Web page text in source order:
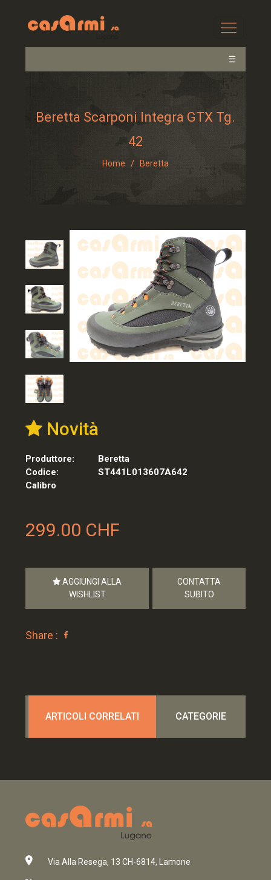
☰
Beretta Scarponi Integra GTX Tg.
42
Home / Beretta
Novità
Produttore:
Beretta
Codice:
ST441L013607A642
Calibro
299.00 CHF
AGGIUNGI ALLA
WISHLIST
CONTATTA
SUBITO
Share :
ARTICOLI CORRELATI CATEGORIE
Via Alla Resega, 13 CH-6814, Lamone